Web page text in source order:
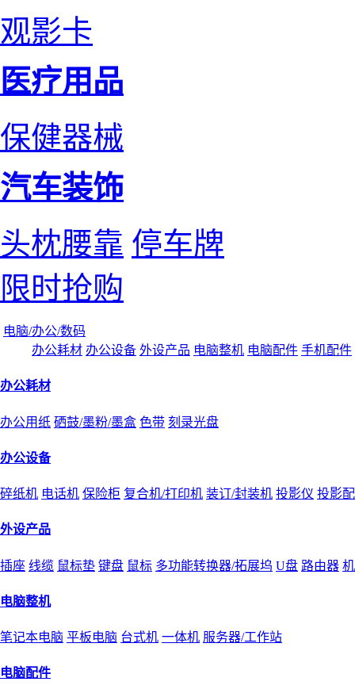
观影卡
医疗用品
保健器械
汽车装饰
头枕腰靠 停车牌
限时抢购
电脑/办公/数码
办公耗材 办公设备 外设产品 电脑整机 电脑配件 手机配件
办公耗材
办公用纸 硒鼓/墨粉/墨盒 色带 刻录光盘
办公设备
碎纸机 电话机 保险柜 复合机/打印机 装订/封装机 投影仪 投影
外设产品
插座 线缆 鼠标垫 键盘 鼠标 多功能转换器/拓展坞 U盘 路由器
电脑整机
笔记本电脑 平板电脑 台式机 一体机 服务器/工作站
电脑配件